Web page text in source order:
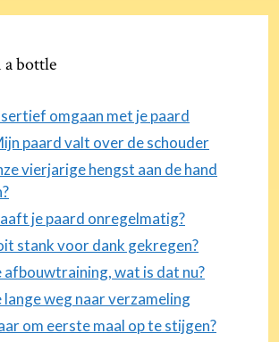
a bottle
omgaan met je paard
paard valt over de schouder
vierjarige hengst aan de hand
je paard onregelmatig?
stank voor dank gekregen?
afbouwtraining, wat is dat nu?
lange weg naar verzameling
om eerste maal op te stijgen?